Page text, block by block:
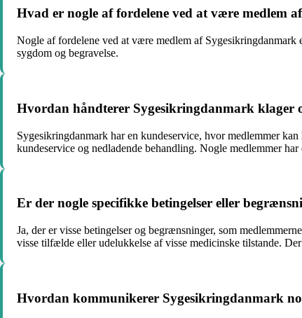
Hvad er nogle af fordelene ved at være medlem
Nogle af fordelene ved at være medlem af
sygdom og begravelse.
Hvordan håndterer Sygesikringdanmark klager
Sygesikringdanmark har en kundeservice, hvor medlemmer
kundeservice og nedladende behandling. Nogle medlemmer
Er der nogle specifikke betingelser eller
Ja, der er visse betingelser og begrænsninger, som
visse tilfælde eller udelukkelse af visse medicinske tilstande.
Hvordan kommunikerer Sygesikringdanmark